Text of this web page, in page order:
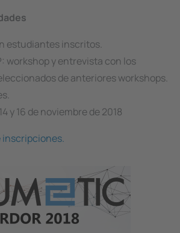
estudiantes inscritos.
workshop y entrevista con los
de anteriores workshops.
y 16 de noviembre de 2018
inscripciones.